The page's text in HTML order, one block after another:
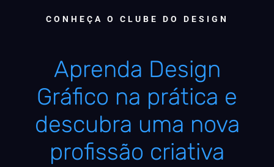
CONHEÇA O CLUBE DO DESIGN
Aprenda Design
Gráfico na prática e
descubra uma nova
profissão criativa